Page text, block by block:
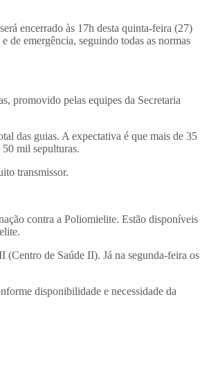
encerrado às 17h desta quinta-feira (27)
de emergência, seguindo todas as normas
promovido pelas equipes da Secretaria
das guias. A expectativa é que mais de 35
mil sepulturas.
transmissor.
contra a Poliomielite. Estão disponíveis
(Centro de Saúde II). Já na segunda-feira os
disponibilidade e necessidade da